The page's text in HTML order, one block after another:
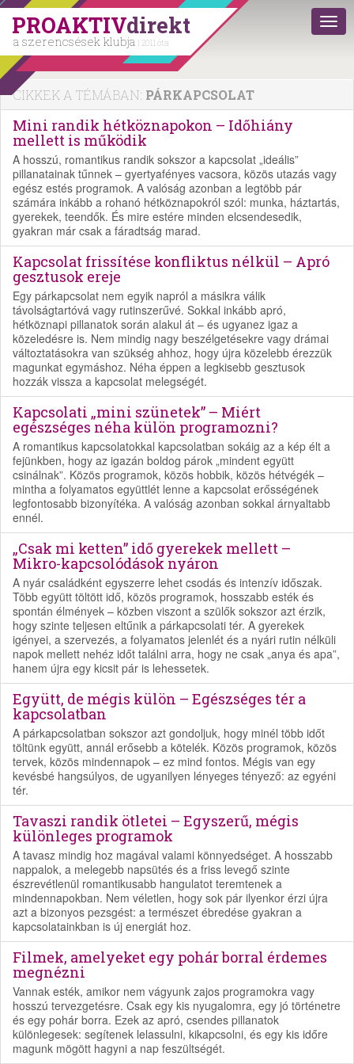
PROAKTIVdirekt
a szerencsések klubja | 2011 óta
CIKKEK A TÉMÁBAN: PÁRKAPCSOLAT
Mini randik hétköznapokon – Időhiány
mellett is működik
A hosszú, romantikus randik sokszor a kapcsolat „ideális”
pillanatainak tűnnek – gyertyafényes vacsora, közös utazás vagy
egész estés programok. A valóság azonban a legtöbb pár
számára inkább a rohanó hétköznapokról szól: munka, háztartás,
gyerekek, teendők. És mire estére minden elcsendesedik,
gyakran már csak a fáradtság marad.
Kapcsolat frissítése konfliktus nélkül – Apró
gesztusok ereje
Egy párkapcsolat nem egyik napról a másikra válik
távolságtartóvá vagy rutinszerűvé. Sokkal inkább apró,
hétköznapi pillanatok során alakul át – és ugyanez igaz a
közeledésre is. Nem mindig nagy beszélgetésekre vagy drámai
változtatásokra van szükség ahhoz, hogy újra közelebb érezzük
magunkat egymáshoz. Néha éppen a legkisebb gesztusok
hozzák vissza a kapcsolat melegségét.
Kapcsolati „mini szünetek” – Miért
egészséges néha külön programozni?
A romantikus kapcsolatokkal kapcsolatban sokáig az a kép élt a
fejünkben, hogy az igazán boldog párok „mindent együtt
csinálnak”. Közös programok, közös hobbik, közös hétvégék –
mintha a folyamatos együttlét lenne a kapcsolat erősségének
legfontosabb bizonyítéka. A valóság azonban sokkal árnyaltabb
ennél.
„Csak mi ketten” idő gyerekek mellett –
Mikro-kapcsolódások nyáron
A nyár családként egyszerre lehet csodás és intenzív időszak.
Több együtt töltött idő, közös programok, hosszabb esték és
spontán élmények – közben viszont a szülők sokszor azt érzik,
hogy szinte teljesen eltűnik a párkapcsolati tér. A gyerekek
igényei, a szervezés, a folyamatos jelenlét és a nyári rutin nélküli
napok mellett nehéz időt találni arra, hogy ne csak „anya és apa”,
hanem újra egy kicsit pár is lehessetek.
Együtt, de mégis külön – Egészséges tér a
kapcsolatban
A párkapcsolatban sokszor azt gondoljuk, hogy minél több időt
töltünk együtt, annál erősebb a kötelék. Közös programok, közös
tervek, közös mindennapok – ez mind fontos. Mégis van egy
kevésbé hangsúlyos, de ugyanilyen lényeges tényező: az egyéni
tér.
Tavaszi randik ötletei – Egyszerű, mégis
különleges programok
A tavasz mindig hoz magával valami könnyedséget. A hosszabb
nappalok, a melegebb napsütés és a friss levegő szinte
észrevétlenül romantikusabb hangulatot teremtenek a
mindennapokban. Nem véletlen, hogy sok pár ilyenkor érzi újra
azt a bizonyos pezsgést: a természet ébredése gyakran a
kapcsolatainkban is új energiát hoz.
Filmek, amelyeket egy pohár borral érdemes
megnézni
Vannak esték, amikor nem vágyunk zajos programokra vagy
hosszú tervezgetésre. Csak egy kis nyugalomra, egy jó történetre
és egy pohár borra. Ezek az apró, csendes pillanatok
különlegesek: segítenek lelassulni, kikapcsolni, és egy kis időre
magunk mögött hagyni a nap feszültségét.